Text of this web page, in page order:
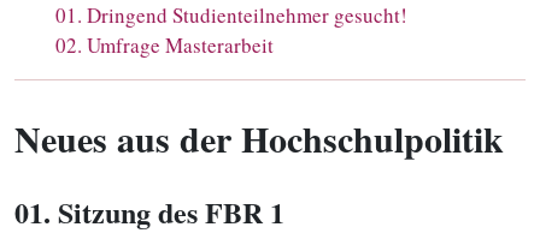
01. Dringend Studienteilnehmer gesucht!
02. Umfrage Masterarbeit
Neues aus der Hochschulpolitik
01. Sitzung des FBR 1